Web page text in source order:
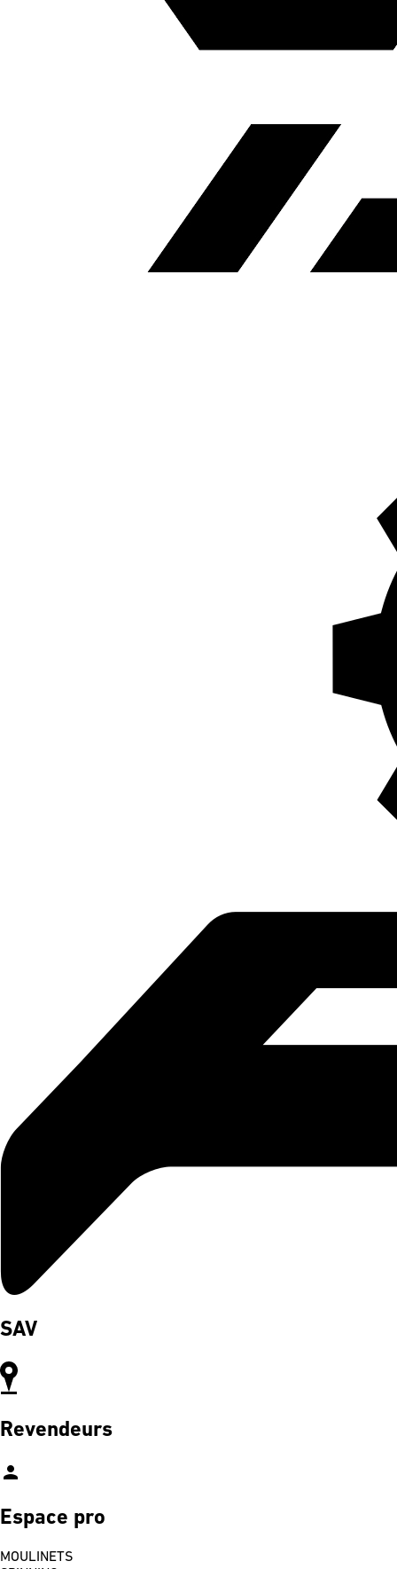
SAV
Revendeurs
person
Espace pro
MOULINETS